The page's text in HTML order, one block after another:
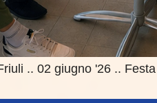
.. 02 giugno '26 ..